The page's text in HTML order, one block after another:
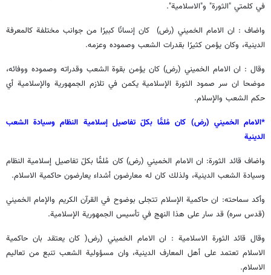
في كلمتي "الثورة" و"الاسلامية".
واضاف : ان الامام الخميني (رض) كان إنسانًا كبيرًا من جوانب مختلفة كالمعرفة
الدينية، وكان يؤمن كثيرًا بقدرات الشعب وصموده وعزمه.
وقال : ان الامام الخميني (رض) كان يؤمن بقوة الشعب وقدراته وصموده ووفائه،
موضحا ان سر صمود الثورة الإسلامية يكمن في تلازم الجمهورية والإسلامية أي
حكم الشعب والإسلام.
*الامام الخميني (رض) كان مُلمًّا بكلّ تفاصيل إسلامية النظام وسيادة الشعب
الدينية
واضاف قائد الثورة: ان الامام الخميني (رض) كان مُلمًّا بكلّ تفاصيل إسلامية النظام
وسيادة الشعب الدينية، ولذلك كان له معارضون أشداء يعارضون حاكمية الاسلام.
وأكد سماحته: ان حاكمية الإسلام تتجلى بوضوح في القرآن الكريم والإمام الخميني
(قدس سره) قد سار على هذا النهج في تأسيس الجمهورية الإسلامية.
وقال قائد الثورة الاسلامية : ان الامام الخميني (رض( كان يعتقد بان حاكمية
الاسلام تعتمد على أهل المعارف الدينية، وان مسؤولية الشعب تنبع من تعاليم
الاسلام.